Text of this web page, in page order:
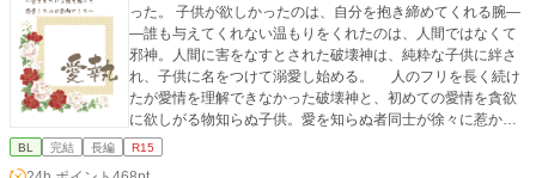
った。 子供が欲しかったのは、自分を抱き締めてくれる腕―
―誰も与えてくれない温もりをくれたのは、人間ではなくて
邪神。人間に害をなすとされた破壊神は、純粋な子供に絆さ
れ、子供に名をつけて溺愛し始める。 人のフリを長く続け
たが愛情を理解できなかった破壊神と、初めての愛情を貪欲
に欲しがる物知らぬ子供。愛を知らぬ者同士が徐々に惹かれ
合う、ひたすら甘くて切ない恋物語。 「僕ね、セティのこと
BL 完結 長編 R15